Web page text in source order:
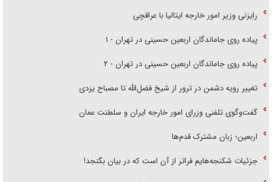
رایزنی وزیر امور خارجه ایتالیا با عراقچی
پیاده روی جاماندگان اربعین حسینی در تهران - ۱
پیاده روی جاماندگان اربعین حسینی در تهران - ۲
تغییر رویه دشمن در ترور از شیخ فضل‌الله تا مصباح یزدی
گفت‌وگوی تلفنی وزرای امور خارجه ایران و سلطنت عمان
اربعین؛ زبان مشترک قدم‌ها
جزئیات شکنجه‌هایم فراتر از آن است که در بیان بگنجد!